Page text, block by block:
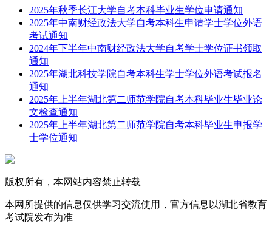
2025年秋季长江大学自考本科毕业生学位申请通知
2025年中南财经政法大学自考本科生申请学士学位外语
考试通知
2024年下半年中南财经政法大学自考学士学位证书领取
通知
2025年湖北科技学院自考本科生学士学位外语考试报名
通知
2025年上半年湖北第二师范学院自考本科毕业生毕业论
文检查通知
2025年上半年湖北第二师范学院自考本科毕业生申报学
士学位通知
版权所有，本网站内容禁止转载
本网所提供的信息仅供学习交流使用，官方信息以湖北省教育
考试院发布为准